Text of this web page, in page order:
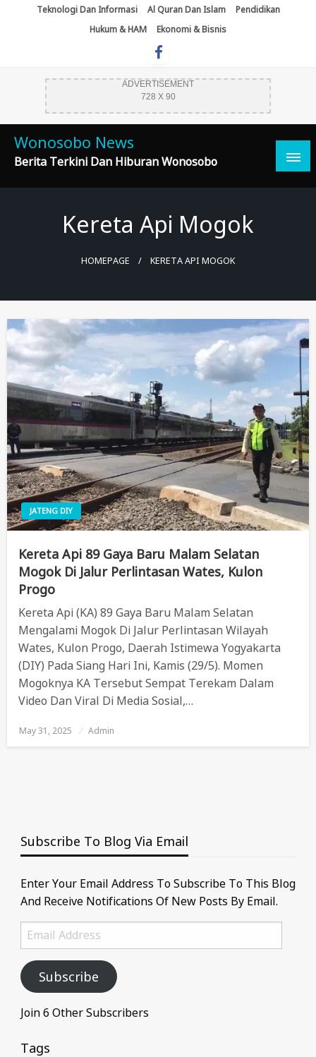
Teknologi Dan Informasi Al Quran Dan Islam
Pendidikan
Hukum & HAM
Ekonomi & Bisnis
ADVERTISEMENT
728 X 90
Wonosobo News
Berita Terkini Dan Hiburan Wonosobo
Kereta Api Mogok
HOMEPAGE KERETA API MOGOK
JATENG DIY
Kereta Api 89 Gaya Baru Malam Selatan
Mogok Di Jalur Perlintasan Wates, Kulon
Progo
Kereta Api (KA) 89 Gaya Baru Malam Selatan
Mengalami Mogok Di Jalur Perlintasan Wilayah
Wates, Kulon Progo, Daerah Istimewa Yogyakarta
(DIY) Pada Siang Hari Ini, Kamis (29/5). Momen
Mogoknya KA Tersebut Sempat Terekam Dalam
Video Dan Viral Di Media Sosial,…
Posted
On
May 31, 2025 Admin
Subscribe To Blog Via Email
Enter Your Email Address To Subscribe To This Blog
And Receive Notifications Of New Posts By Email.
Email
Address
Subscribe
Join 6 Other Subscribers
Tags